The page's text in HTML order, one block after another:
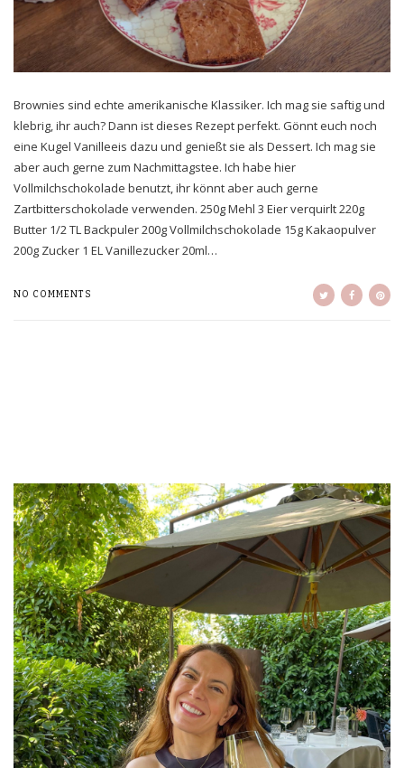
Brownies sind echte amerikanische Klassiker. Ich mag sie saftig und
klebrig, ihr auch? Dann ist dieses Rezept perfekt. Gönnt euch noch
eine Kugel Vanilleeis dazu und genießt sie als Dessert. Ich mag sie
aber auch gerne zum Nachmittagstee. Ich habe hier
Vollmilchschokolade benutzt, ihr könnt aber auch gerne
Zartbitterschokolade verwenden. 250g Mehl 3 Eier verquirlt 220g
Butter 1/2 TL Backpuler 200g Vollmilchschokolade 15g Kakaopulver
200g Zucker 1 EL Vanillezucker 20ml…
NO COMMENTS